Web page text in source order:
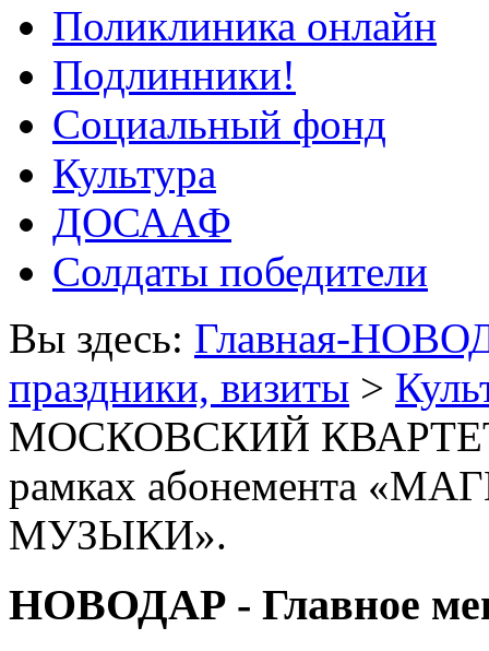
Поликлиника онлайн
Подлинники!
Социальный фонд
Культура
ДОСААФ
Солдаты победители
Вы здесь: Главная-
праздники, визиты >
МОСКОВСКИЙ
рамках абонемента
МУЗЫКИ».
НОВОДАР - Главное